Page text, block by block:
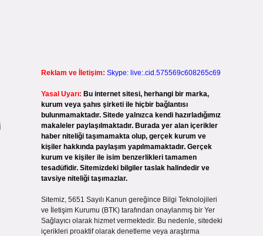
Reklam ve İletişim: Skype: live:.cid.575569c608265c69
Yasal Uyarı: Bu internet sitesi, herhangi bir marka,
kurum veya şahıs şirketi ile hiçbir bağlantısı
bulunmamaktadır. Sitede yalnızca kendi hazırladığımız
makaleler paylaşılmaktadır. Burada yer alan içerikler
haber niteliği taşımamakta olup, gerçek kurum ve
kişiler hakkında paylaşım yapılmamaktadır. Gerçek
kurum ve kişiler ile isim benzerlikleri tamamen
tesadüfidir. Sitemizdeki bilgiler taslak halindedir ve
tavsiye niteliği taşımazlar.
Sitemiz, 5651 Sayılı Kanun gereğince Bilgi Teknolojileri
ve İletişim Kurumu (BTK) tarafından onaylanmış bir Yer
Sağlayıcı olarak hizmet vermektedir. Bu nedenle, sitedeki
içerikleri proaktif olarak denetleme veya araştırma